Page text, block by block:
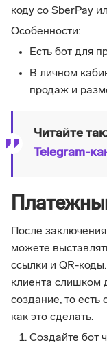
коду со SberPay
Особенности:
Есть бот для
В личном
продаж и
Читайте
Telegram-
После
можете
ссылки и QR-
клиента слишком
создание, то есть
как это сделать.
Создайте бот